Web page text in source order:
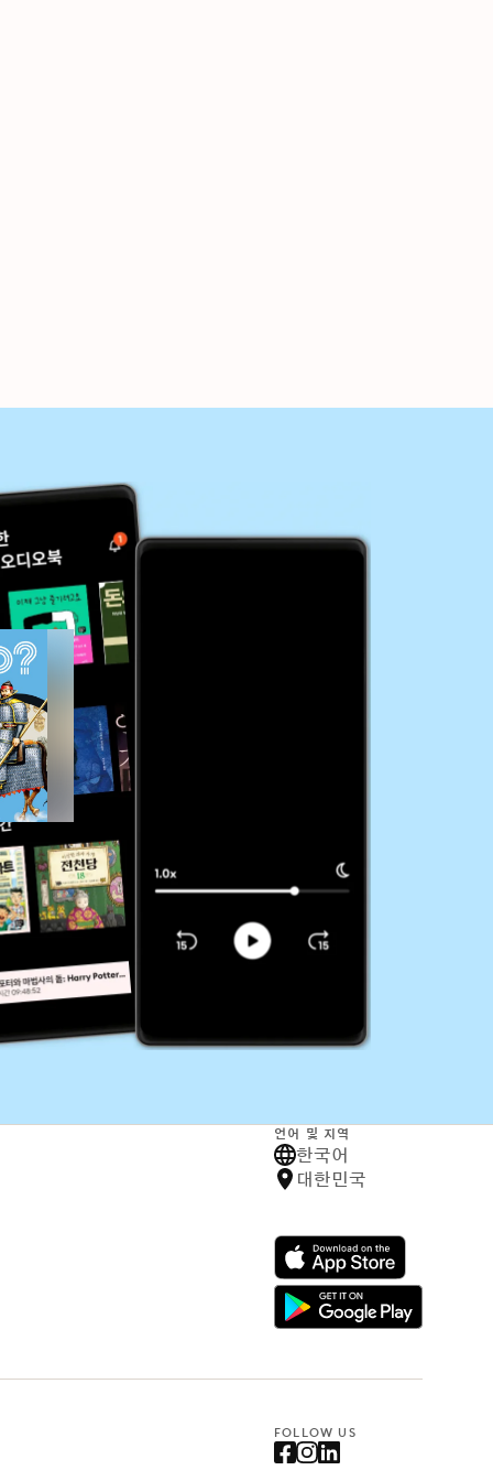
언어 및 지역
한국어
대한민국
FOLLOW US